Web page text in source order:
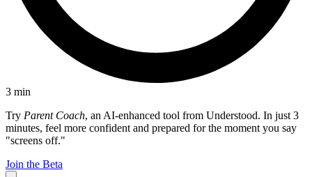
3 min
Try Parent Coach, an AI-enhanced tool from Understood. In just 3
minutes, feel more confident and prepared for the moment you say
"screens off."
Join the Beta